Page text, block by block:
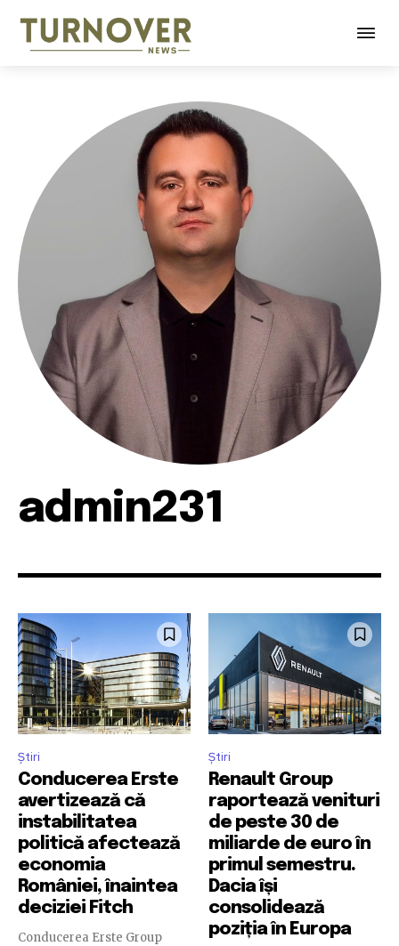
admin231
Știri
Conducerea Erste
avertizează că
instabilitatea
politică afectează
economia
României, înaintea
deciziei Fitch
Conducerea Erste Group
Știri
Renault Group
raportează venituri
de peste 30 de
miliarde de euro în
primul semestru.
Dacia își
consolidează
poziția în Europa